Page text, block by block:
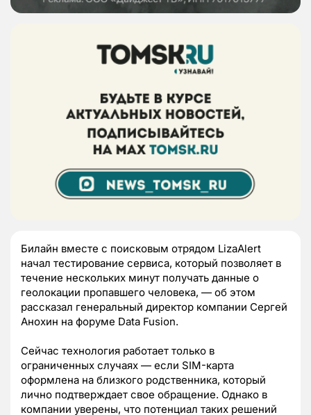
Билайн вместе с поисковым отрядом LizaAlert
начал тестирование сервиса, который позволяет в
течение нескольких минут получать данные о
геолокации пропавшего человека, — об этом
рассказал генеральный директор компании Сергей
Анохин на форуме Data Fusion.
Сейчас технология работает только в
ограниченных случаях — если SIM-карта
оформлена на близкого родственника, который
лично подтверждает свое обращение. Однако в
компании уверены, что потенциал таких решений